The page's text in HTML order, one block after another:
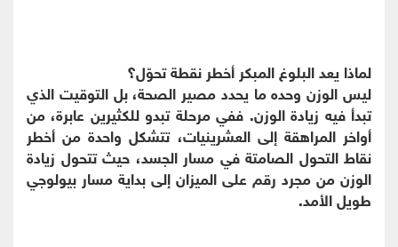
لماذا يعد البلوغ المبكر أخطر نقطة تحوّل؟
ليس الوزن وحده ما يحدد مصير الصحة، بل التوقيت الذي
تبدأ فيه زيادة الوزن. ففي مرحلة تبدو للكثيرين عابرة، من
أواخر المراهقة إلى العشرينيات، تتشكل واحدة من أخطر
نقاط التحول الصامتة في مسار الجسد، حيث تتحول زيادة
الوزن من مجرد رقم على الميزان إلى بداية مسار بيولوجي
طويل الأمد.